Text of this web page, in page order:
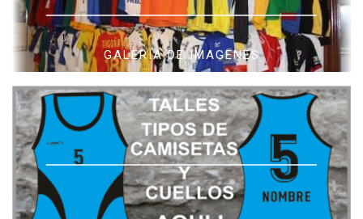
GALERIA DE IMAGENES